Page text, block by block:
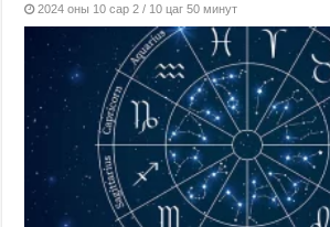
2024 оны 10 сар 2 / 10 цаг 50 минут